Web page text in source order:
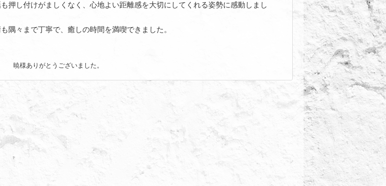
押し付けがましくなく、心地よい距離感を大切にしてくれる姿勢に感動しまし
隅々まで丁寧で、癒しの時間を満喫できました。
暁様ありがとうございました。